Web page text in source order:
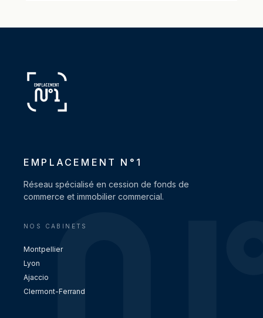
EMPLACEMENT N°1
Réseau spécialisé en cession de fonds de
commerce et immobilier commercial.
NOS CABINETS
Montpellier
Lyon
Ajaccio
Clermont-Ferrand